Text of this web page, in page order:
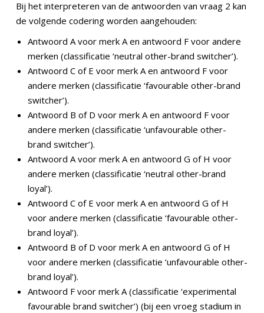
Bij het interpreteren van de antwoorden van vraag 2 kan
de volgende codering worden aangehouden:
Antwoord A voor merk A en antwoord F voor andere
merken (classificatie ‘neutral other-brand switcher’).
Antwoord C of E voor merk A en antwoord F voor
andere merken (classificatie ‘favourable other-brand
switcher’).
Antwoord B of D voor merk A en antwoord F voor
andere merken (classificatie ‘unfavourable other-
brand switcher’).
Antwoord A voor merk A en antwoord G of H voor
andere merken (classificatie ‘neutral other-brand
loyal’).
Antwoord C of E voor merk A en antwoord G of H
voor andere merken (classificatie ‘favourable other-
brand loyal’).
Antwoord B of D voor merk A en antwoord G of H
voor andere merken (classificatie ‘unfavourable other-
brand loyal’).
Antwoord F voor merk A (classificatie ‘experimental
favourable brand switcher’) (bij een vroeg stadium in